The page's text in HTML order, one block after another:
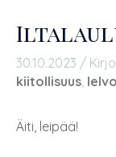
30.10.2023 /
kiitollisuus,
Äiti, leipää!